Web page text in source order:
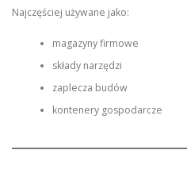
Najczęściej używane jako:
magazyny firmowe
składy narzędzi
zaplecza budów
kontenery gospodarcze